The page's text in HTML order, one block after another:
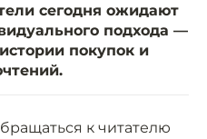
сегодня ожидают
подхода —
покупок и
к читателю